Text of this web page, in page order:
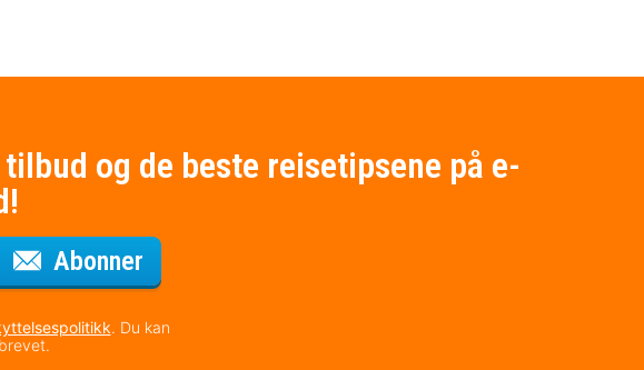
og de beste reisetipsene på e-
Abonner
. Du kan